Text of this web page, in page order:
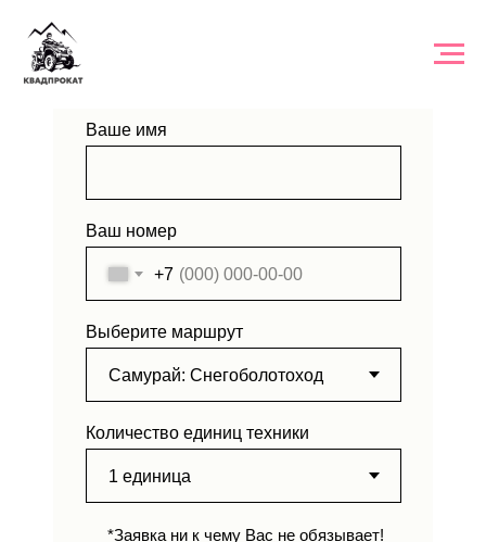
*Заявка ни к чему Вас не обязывает!
Ваше имя
Ваш номер
+7
Выберите маршрут
Количество единиц техники